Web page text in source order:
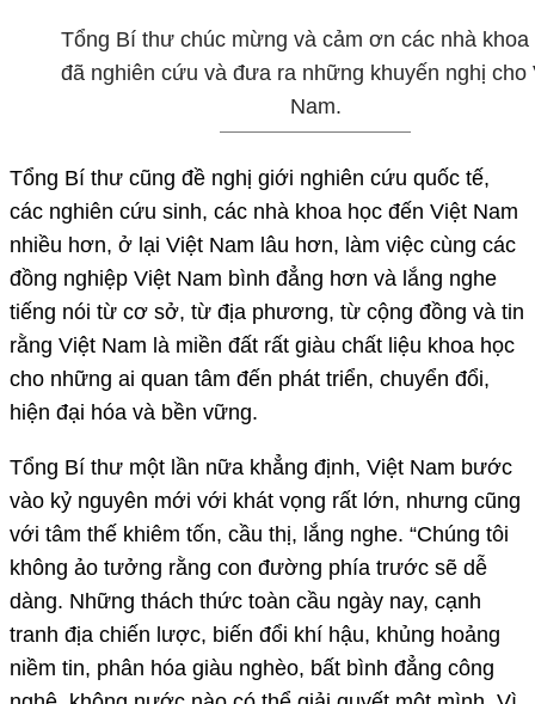
Tổng Bí thư chúc mừng và cảm ơn các nhà khoa
đã nghiên cứu và đưa ra những khuyến nghị cho
Nam.
Tổng Bí thư cũng đề nghị giới nghiên cứu quốc tế,
các nghiên cứu sinh, các nhà khoa học đến Việt Nam
nhiều hơn, ở lại Việt Nam lâu hơn, làm việc cùng các
đồng nghiệp Việt Nam bình đẳng hơn và lắng nghe
tiếng nói từ cơ sở, từ địa phương, từ cộng đồng và tin
rằng Việt Nam là miền đất rất giàu chất liệu khoa học
cho những ai quan tâm đến phát triển, chuyển đổi,
hiện đại hóa và bền vững.
Tổng Bí thư một lần nữa khẳng định, Việt Nam bước
vào kỷ nguyên mới với khát vọng rất lớn, nhưng cũng
với tâm thế khiêm tốn, cầu thị, lắng nghe. “Chúng tôi
không ảo tưởng rằng con đường phía trước sẽ dễ
dàng. Những thách thức toàn cầu ngày nay, cạnh
tranh địa chiến lược, biến đổi khí hậu, khủng hoảng
niềm tin, phân hóa giàu nghèo, bất bình đẳng công